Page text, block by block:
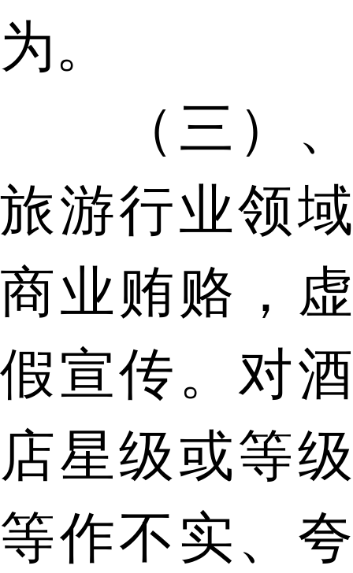
为。
（三）、
旅游行业领域
商业贿赂，虚
假宣传。对酒
店星级或等级
等作不实、夸